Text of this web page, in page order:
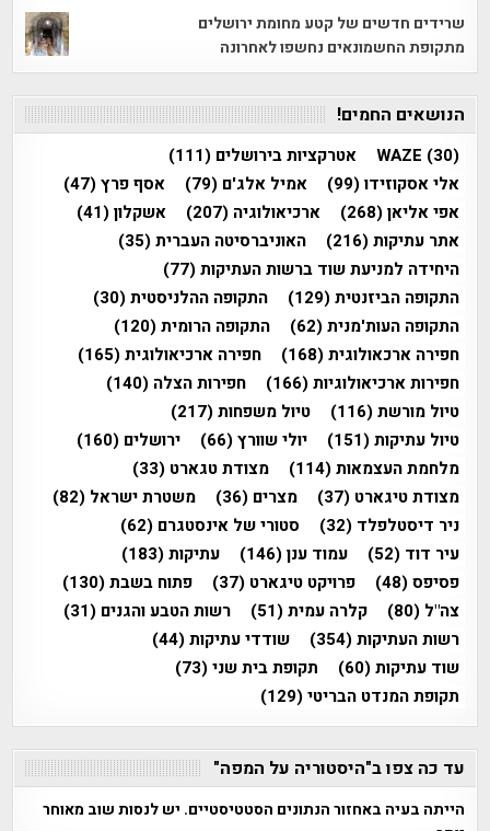
שרידים חדשים של קטע מחומת ירושלים
מתקופת החשמונאים נחשפו לאחרונה
הנושאים החמים!
WAZE (30) אטרקציות בירושלים (111)
אלי אסקוזידו(99) אמיל אלג'ם (79) אסף פרץ(47)
אפי אליאן(268) ארכיאולוגיה (207) אשקלון(41)
אתר עתיקות(216) האוניברסיטה העברית(35)
היחידה למניעת שוד ברשות העתיקות(77)
התקופה הביזנטית(129) התקופה ההלניסטית(30)
התקופה העות'מנית(62) התקופה הרומית(120)
חפירה ארכאולוגית(168) חפירה ארכיאולוגית(165)
חפירות ארכיאולוגיות(166) חפירות הצלה (140)
טיול מורשת(116) טיול משפחות(217)
טיול עתיקות(151) יולי שוורץ(66) ירושלים (160)
מלחמת העצמאות(114) מצודת טגארט (33)
מצודת טיגארט (37) מצרים (36) משטרת ישראל (82)
ניר דיסטלפלד (32) סטורי של אינסטגרם (62)
עיר דוד (52) עמוד ענן(146) עתיקות(183)
פסיפס(48) פרויקט טיגארט (37) פתוח בשבת(130)
צה"ל (80) קלרה עמית(51) רשות הטבע והגנים (31)
רשות העתיקות(354) שודדי עתיקות(44)
שוד עתיקות(60) תקופת בית שני(73)
תקופת המנדט הבריטי(129)
עד כה צפו ב"היסטוריה על המפה"
הייתה בעיה באחזור הנתונים הסטטיסטיים. יש לנסות שוב מאוחר